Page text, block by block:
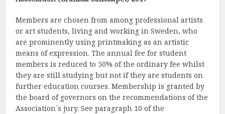
Members are chosen from among professional artists
or art students, living and working in Sweden, who
are prominently using printmaking as an artistic
means of expression. The annual fee for student
members is reduced to 50% of the ordinary fee whilst
they are still studying but not if they are students on
further education courses. Membership is granted by
the board of governors on the recommendations of the
Association´s jury. See paragraph 10 of the